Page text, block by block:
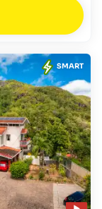
SMART